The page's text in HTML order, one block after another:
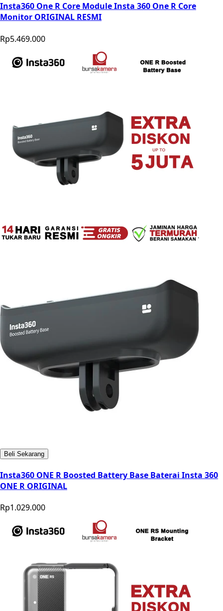
Insta360 One R Core Module Insta 360 One R Core
Monitor ORIGINAL RESMI
Rp5.469.000
Beli Sekarang
Insta360 ONE R Boosted Battery Base Baterai Insta 360
ONE R ORIGINAL
Rp1.029.000